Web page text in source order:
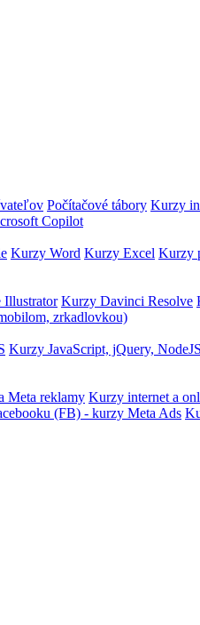
Počítačové tábory Kurzy
Copilot
Kurzy Word Kurzy Excel Kurzy
Illustrator Kurzy Davinci Resolve
zrkadlovkou)
Kurzy JavaScript, jQuery,
Meta reklamy Kurzy internet a
(FB) - kurzy Meta Ads